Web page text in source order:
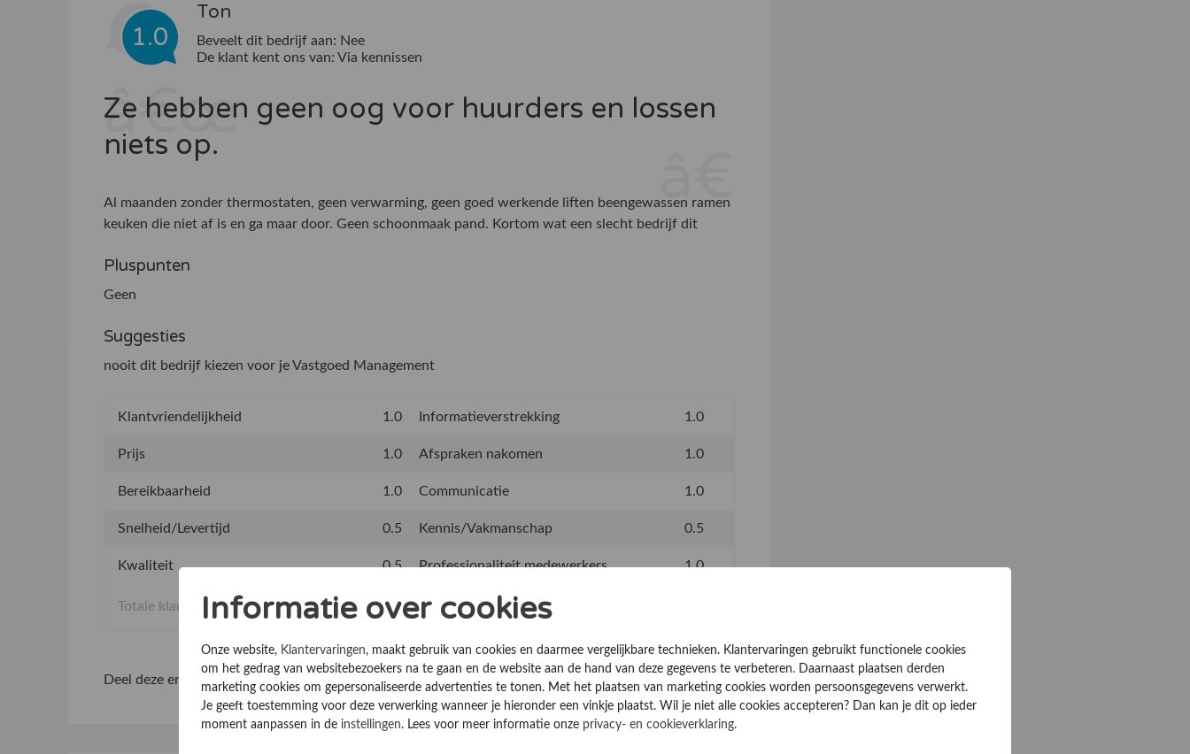
1.0
Ton
Beveelt dit bedrijf aan: Nee
De klant kent ons van: Via kennissen
Ze hebben geen oog voor huurders en lossen
niets op.
Al maanden zonder thermostaten, geen verwarming, geen goed werkende liften beengewassen ramen
keuken die niet af is en ga maar door. Geen schoonmaak pand. Kortom wat een slecht bedrijf dit
Pluspunten
Geen
Suggesties
nooit dit bedrijf kiezen voor je Vastgoed Management
Klantvriendelijkheid 1.0 Informatieverstrekking 1.0
Prijs 1.0 Afspraken nakomen 1.0
Bereikbaarheid 1.0 Communicatie 1.0
Snelheid/Levertijd 0.5 Kennis/Vakmanschap 0.5
Kwaliteit 0.5 Professionaliteit medewerkers 1.0
Totale klantervaring
Deel deze ervaring
Informatie over cookies
Onze website, Klantervaringen, maakt gebruik van cookies en daarmee vergelijkbare technieken. Klantervaringen gebruikt functionele cookies
om het gedrag van websitebezoekers na te gaan en de website aan de hand van deze gegevens te verbeteren. Daarnaast plaatsen derden
marketing cookies om gepersonaliseerde advertenties te tonen. Met het plaatsen van marketing cookies worden persoonsgegevens verwerkt.
Je geeft toestemming voor deze verwerking wanneer je hieronder een vinkje plaatst. Wil je niet alle cookies accepteren? Dan kan je dit op ieder
moment aanpassen in de instellingen. Lees voor meer informatie onze privacy- en cookieverklaring.